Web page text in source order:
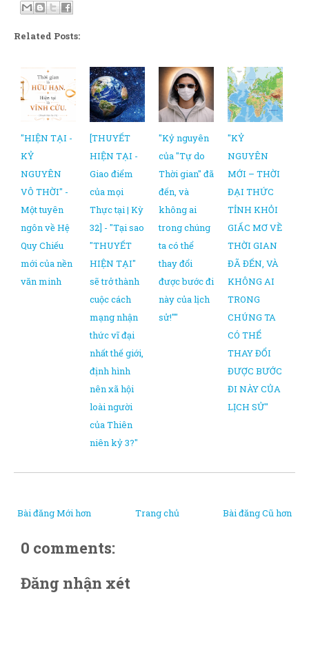
Related Posts:
"HIỆN TẠI -
KỶ
NGUYÊN
VÔ THỜI" -
Một tuyên
ngôn về Hệ
Quy Chiếu
mới của nền
văn minh
[THUYẾT
HIỆN TẠI -
Giao điểm
của mọi
Thực tại | Kỳ
32] - "Tại sao
"THUYẾT
HIỆN TẠI"
sẽ trở thành
cuộc cách
mạng nhận
thức vĩ đại
nhất thế giới,
định hình
nên xã hội
loài người
của Thiên
niên kỷ 3?"
"Kỷ nguyên
của "Tự do
Thời gian" đã
đến, và
không ai
trong chúng
ta có thể
thay đổi
được bước đi
này của lịch
sử!""
"KỶ
NGUYÊN
MỚI – THỜI
ĐẠI THỨC
TỈNH KHỎI
GIẤC MƠ VỀ
THỜI GIAN
ĐÃ ĐẾN, VÀ
KHÔNG AI
TRONG
CHÚNG TA
CÓ THỂ
THAY ĐỔI
ĐƯỢC BƯỚC
ĐI NÀY CỦA
LỊCH SỬ"
Bài đăng Mới hơn Bài đăng Cũ hơn
Trang chủ
0 comments:
Đăng nhận xét